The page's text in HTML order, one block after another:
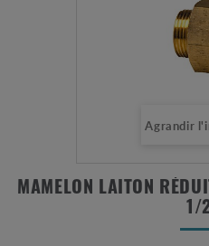
Agrandir
MAMELON LAITON
1/